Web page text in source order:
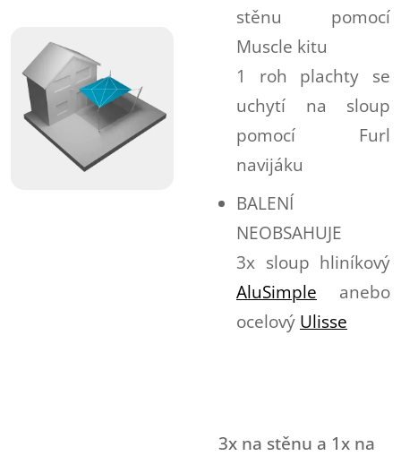
stěnu pomocí
Muscle kitu
1 roh plachty se
uchytí na sloup
pomocí Furl
navijáku
BALENÍ
NEOBSAHUJE
3x sloup hliníkový
AluSimple anebo
ocelový Ulisse
3x na stěnu a 1x na